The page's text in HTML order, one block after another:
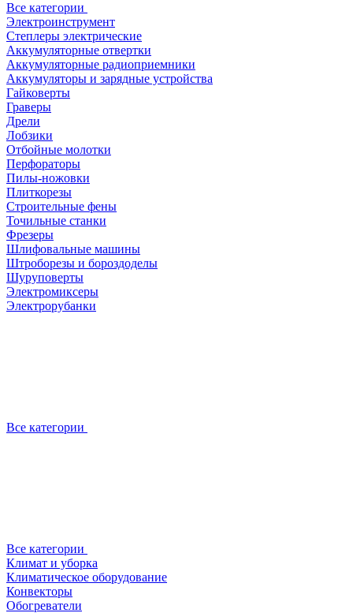
Все категории
Электроинструмент
Степлеры электрические
Аккумуляторные отвертки
Аккумуляторные радиоприемники
Аккумуляторы и зарядные устройства
Гайковерты
Граверы
Дрели
Лобзики
Отбойные молотки
Перфораторы
Пилы-ножовки
Плиткорезы
Строительные фены
Точильные станки
Фрезеры
Шлифовальные машины
Штроборезы и бороздоделы
Шуруповерты
Электромиксеры
Электрорубанки
Все категории
Все категории
Климат и уборка
Климатическое оборудование
Конвекторы
Обогреватели